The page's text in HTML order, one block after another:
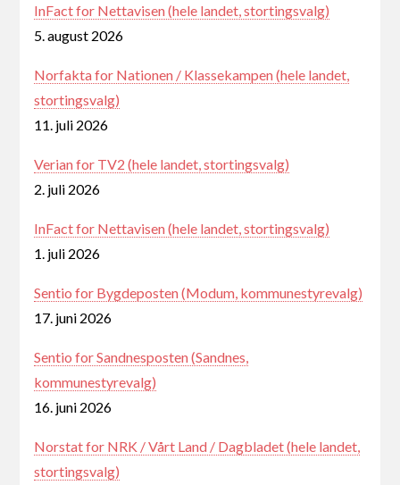
InFact for Nettavisen (hele landet, stortingsvalg)
5. august 2026
Norfakta for Nationen / Klassekampen (hele landet,
stortingsvalg)
11. juli 2026
Verian for TV2 (hele landet, stortingsvalg)
2. juli 2026
InFact for Nettavisen (hele landet, stortingsvalg)
1. juli 2026
Sentio for Bygdeposten (Modum, kommunestyrevalg)
17. juni 2026
Sentio for Sandnesposten (Sandnes,
kommunestyrevalg)
16. juni 2026
Norstat for NRK / Vårt Land / Dagbladet (hele landet,
stortingsvalg)